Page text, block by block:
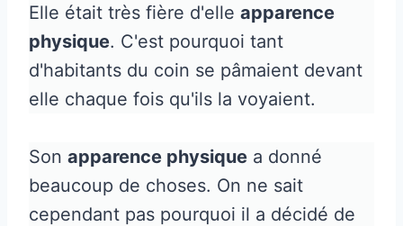
Elle était très fière d'elle apparence
physique. C'est pourquoi tant
d'habitants du coin se pâmaient devant
elle chaque fois qu'ils la voyaient.
Son apparence physique a donné
beaucoup de choses. On ne sait
cependant pas pourquoi il a décidé de